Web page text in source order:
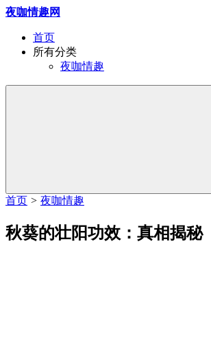
夜咖情趣网
首页
所有分类
夜咖情趣
首页 > 夜咖情趣
秋葵的壮阳功效：真相揭秘